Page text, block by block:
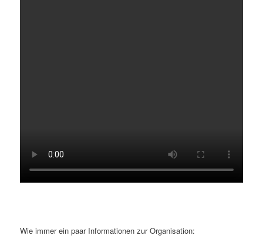
Wie immer ein paar Informationen zur Organisation: